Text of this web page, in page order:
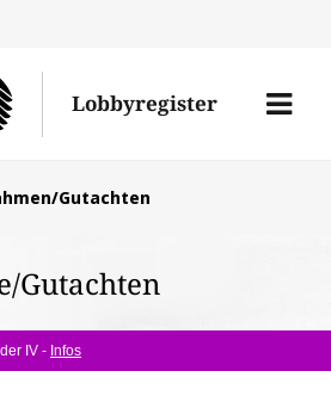
Lobbyregister
Menü
Gutachten
Gutachten
IV - Infos